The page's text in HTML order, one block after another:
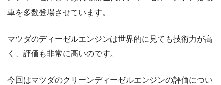
車を多数登場させています。
マツダのディーゼルエンジンは世界的に見ても技術力が高
く、評価も非常に高いのです。
今回はマツダのクリーンディーゼルエンジンの評価につい